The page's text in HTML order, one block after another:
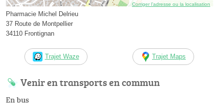
Corriger l’adresse ou la localisation
Pharmacie Michel Delrieu
37 Route de Montpellier
34110 Frontignan
Trajet Waze Trajet Maps
Venir en transports en commun
En bus